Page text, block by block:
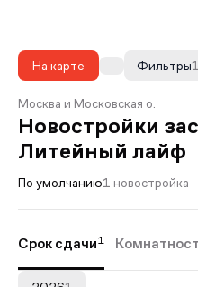
На карте 1
Фильтры
Москва и Московская о.
Новостройки
Литейный лайф
По умолчанию1 новостройка
Срок сдачи1